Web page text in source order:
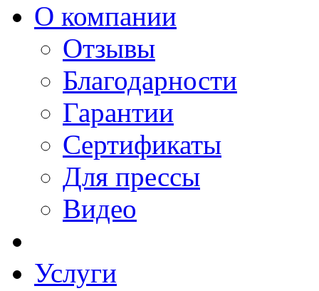
О компании
Отзывы
Благодарности
Гарантии
Сертификаты
Для прессы
Видео
Услуги